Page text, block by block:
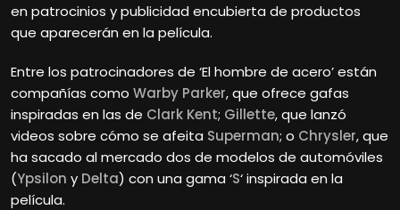
en patrocinios y publicidad encubierta de productos
que aparecerán en la película.
Entre los patrocinadores de ‘El hombre de acero’ están
compañías como Warby Parker, que ofrece gafas
inspiradas en las de Clark Kent; Gillette, que lanzó
videos sobre cómo se afeita Superman; o Chrysler, que
ha sacado al mercado dos de modelos de automóviles
(Ypsilon y Delta) con una gama ‘S‘ inspirada en la
película.